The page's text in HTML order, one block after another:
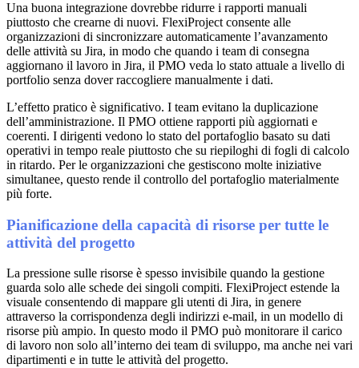
Una buona integrazione dovrebbe ridurre i rapporti manuali
piuttosto che crearne di nuovi. FlexiProject consente alle
organizzazioni di sincronizzare automaticamente l’avanzamento
delle attività su Jira, in modo che quando i team di consegna
aggiornano il lavoro in Jira, il PMO veda lo stato attuale a livello di
portfolio senza dover raccogliere manualmente i dati.
L’effetto pratico è significativo. I team evitano la duplicazione
dell’amministrazione. Il PMO ottiene rapporti più aggiornati e
coerenti. I dirigenti vedono lo stato del portafoglio basato su dati
operativi in tempo reale piuttosto che su riepiloghi di fogli di calcolo
in ritardo. Per le organizzazioni che gestiscono molte iniziative
simultanee, questo rende il controllo del portafoglio materialmente
più forte.
Pianificazione della capacità di risorse per tutte le
attività del progetto
La pressione sulle risorse è spesso invisibile quando la gestione
guarda solo alle schede dei singoli compiti. FlexiProject estende la
visuale consentendo di mappare gli utenti di Jira, in genere
attraverso la corrispondenza degli indirizzi e-mail, in un modello di
risorse più ampio. In questo modo il PMO può monitorare il carico
di lavoro non solo all’interno dei team di sviluppo, ma anche nei vari
dipartimenti e in tutte le attività del progetto.